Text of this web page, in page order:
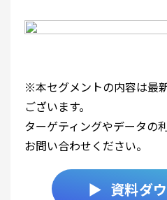
※本セグメントの内容は最
ございます。
ターゲティングやデータの
お問い合わせください。
▶ 資料ダ